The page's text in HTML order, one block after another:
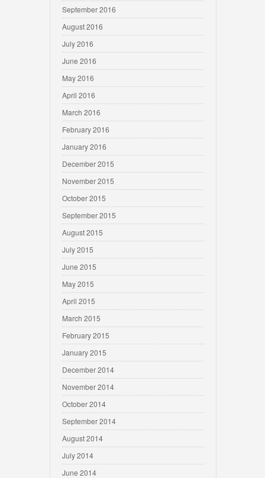
September 2016
August 2016
July 2016
June 2016
May 2016
April 2016
March 2016
February 2016
January 2016
December 2015
November 2015
October 2015
September 2015
August 2015
July 2015
June 2015
May 2015
April 2015
March 2015
February 2015
January 2015
December 2014
November 2014
October 2014
September 2014
August 2014
July 2014
June 2014